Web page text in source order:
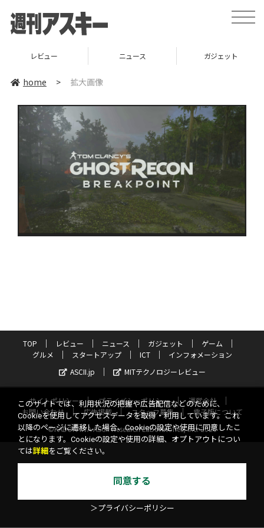
toggle
レビュー ニュース ガジェット
home > 拡大画像
TOP レビュー ニュース ガジェット
ゲーム
グルメ
スタートアップ ICT
インフォメーション
ASCII.jp
MITテクノロジーレビュー
サイトポリシー プライバシーポリシー
運営会社
お問い合わせ
広告掲載 スタッフ募集
電子版について
©KADOKAWA ASCII Research Laboratories, Inc. 2026
このサイトでは、利用状況の把握や広告配信などのために、
Cookieを使用してアクセスデータを取得・利用しています。これ
以降のページに遷移した場合、Cookieの設定や使用に同意したこ
とになります。Cookieの設定や使用の詳細、オプトアウトについ
ては詳細 をご覧ください。
同意する
＞プライバシーポリシー